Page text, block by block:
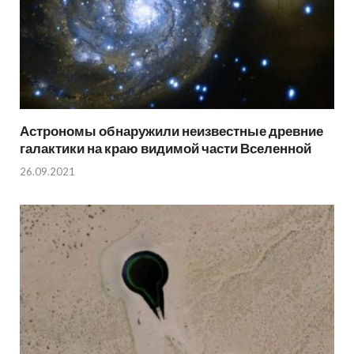
Астрономы обнаружили неизвестные древние
галактики на краю видимой части Вселенной
26.09.2021